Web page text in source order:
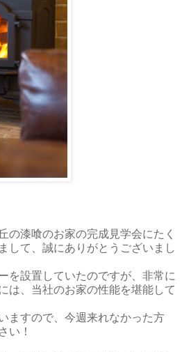
の漆喰のお家の完成見学会にたく
して、誠にありがとうございまし
を設置していたのですが、非常に
は、当社のお家の性能を堪能して
ますので、今週来れなかった方
い！